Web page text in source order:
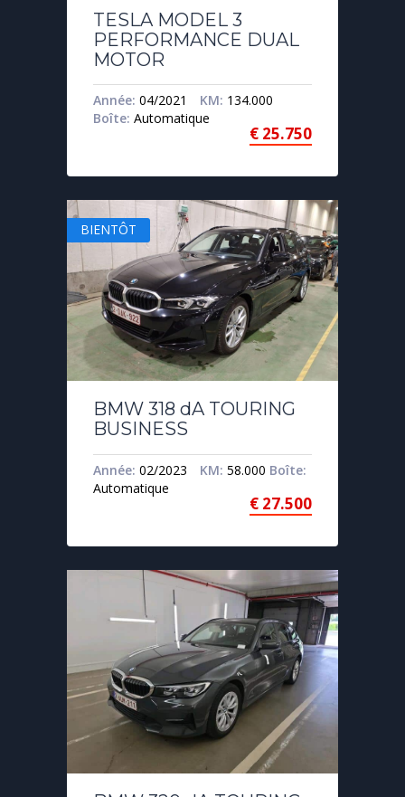
TESLA MODEL 3
PERFORMANCE DUAL
MOTOR
Année: 04/2021 KM: 134.000
Boîte: Automatique
€ 25.750
BMW 318 dA TOURING
BUSINESS
Année: 02/2023 KM: 58.000 Boîte:
Automatique
€ 27.500
BIENTÔT